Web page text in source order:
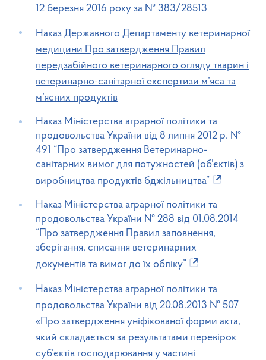
12 березня 2016 року за № 383/28513
Наказ Державного Департаменту ветеринарної
медицини Про затвердження Правил
передзабійного ветеринарного огляду тварин і
ветеринарно-санітарної експертизи м’яса та
м’ясних продуктів
Наказ Міністерства аграрної політики та
продовольства України від 8 липня 2012 р. №
491 “Про затвердження Ветеринарно-
санітарних вимог для потужностей (об’єктів) з
виробництва продуктів бджільництва”
Наказ Міністерства аграрної політики та
продовольства України № 288 від 01.08.2014
“Про затвердження Правил заповнення,
зберігання, списання ветеринарних
документів та вимог до їх обліку”
Наказ Міністерства аграрної політики та
продовольства України від 20.08.2013 № 507
«Про затвердження уніфікованої форми акта,
який складається за результатами перевірок
суб’єктів господарювання у частині